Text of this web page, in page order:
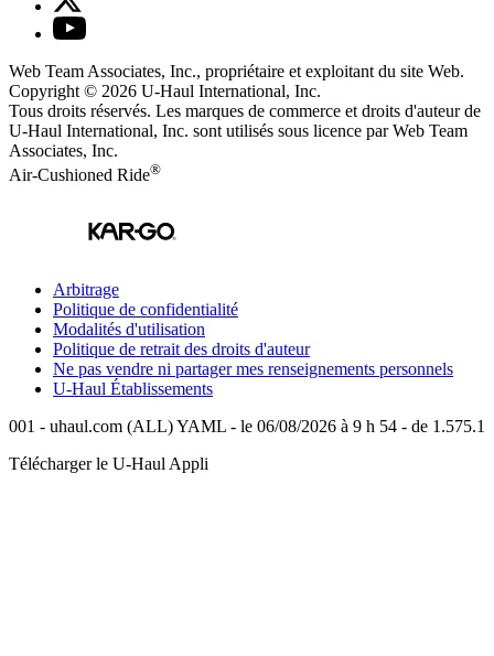
Web Team Associates, Inc., propriétaire et exploitant du site Web.
Copyright © 2026 U-Haul International, Inc.
Tous droits réservés. Les marques de commerce et droits d'auteur de
U-Haul International, Inc. sont utilisés sous licence par Web Team
Associates, Inc.
Air-Cushioned Ride®
Arbitrage
Politique de confidentialité
Modalités d'utilisation
Politique de retrait des droits d'auteur
Ne pas vendre ni partager mes renseignements personnels
U-Haul Établissements
001 - uhaul.com (ALL) YAML - le 06/08/2026 à 9 h 54 - de 1.575.1
Télécharger le U-Haul Appli